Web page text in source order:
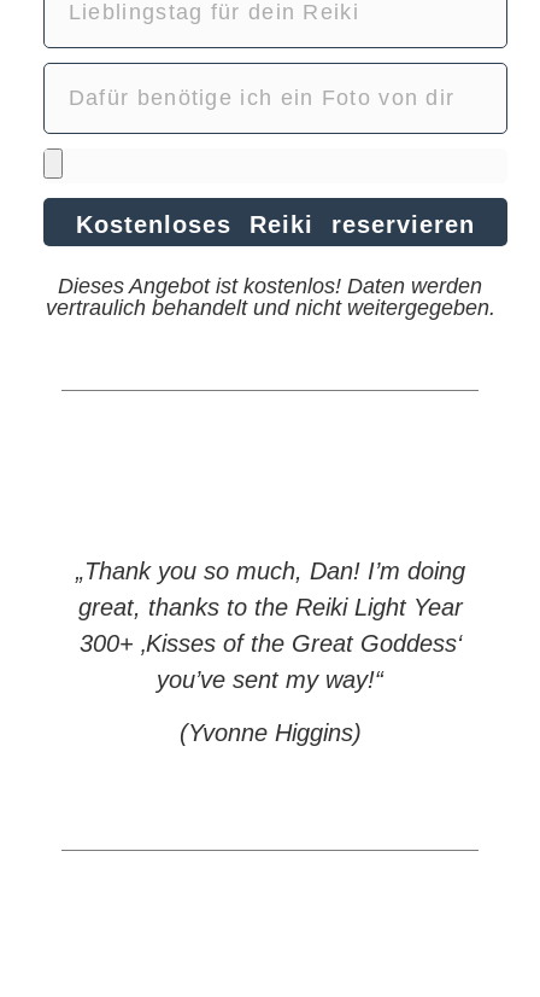
Kostenloses Reiki reservieren
Dieses Angebot ist kostenlos! Daten werden
vertraulich behandelt und nicht weitergegeben.
„Thank you so much, Dan! I’m doing
great, thanks to the Reiki Light Year
300+ ‚Kisses of the Great Goddess‘
you’ve sent my way!“
(Yvonne Higgins)